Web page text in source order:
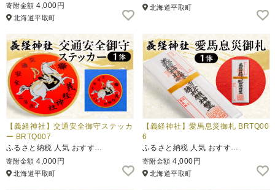
寄附金額 4,000円
北海道平取町
北海道平取町
【義経神社】交通安全御守ステッカ
ー BRTQ007
ふるさと納税 人気 おすす…
寄附金額 4,000円
北海道平取町
【義経神社】愛馬息災御札 BRTQ00
6
ふるさと納税 人気 おすす…
寄附金額 4,000円
北海道平取町